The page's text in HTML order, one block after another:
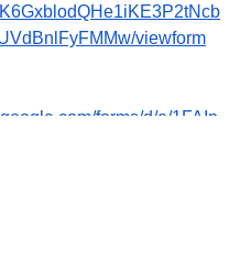
viewform
forms/d/e/1FAIp